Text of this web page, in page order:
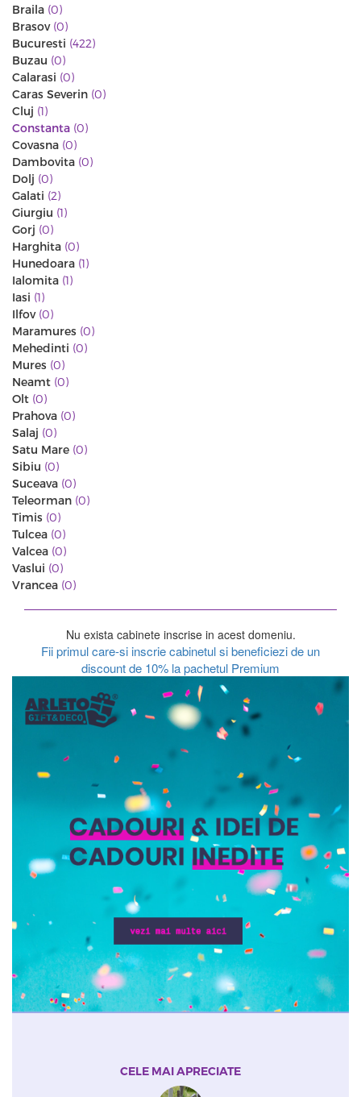
Braila (0)
Brasov (0)
Bucuresti (422)
Buzau (0)
Calarasi (0)
Caras Severin (0)
Cluj (1)
Constanta (0)
Covasna (0)
Dambovita (0)
Dolj (0)
Galati (2)
Giurgiu (1)
Gorj (0)
Harghita (0)
Hunedoara (1)
Ialomita (1)
Iasi (1)
Ilfov (0)
Maramures (0)
Mehedinti (0)
Mures (0)
Neamt (0)
Olt (0)
Prahova (0)
Salaj (0)
Satu Mare (0)
Sibiu (0)
Suceava (0)
Teleorman (0)
Timis (0)
Tulcea (0)
Valcea (0)
Vaslui (0)
Vrancea (0)
Nu exista cabinete inscrise in acest domeniu.
Fii primul care-si inscrie cabinetul si beneficiezi de un
discount de 10% la pachetul Premium
CELE MAI APRECIATE